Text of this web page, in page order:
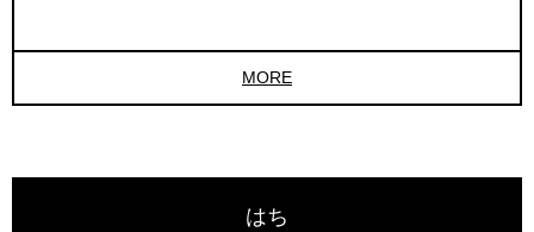
MORE
はち